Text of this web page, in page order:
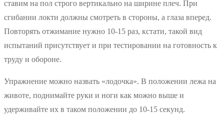
ставим на пол строго вертикально на ширине плеч. При
сгибании локти должны смотреть в стороны, а глаза вперед.
Повторять отжимание нужно 10-15 раз, кстати, такой вид
испытаний присутствует и при тестировании на готовность к
труду и обороне.
Упражнение можно назвать «лодочка». В положении лежа на
животе, поднимайте руки и ноги как можно выше и
удерживайте их в таком положении до 10-15 секунд.